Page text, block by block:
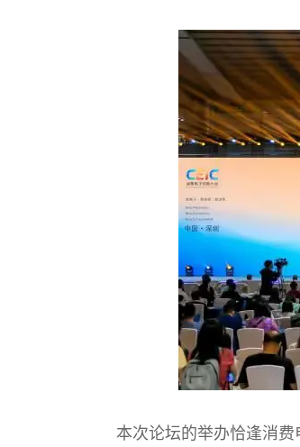
本次论坛的举办恰逢消